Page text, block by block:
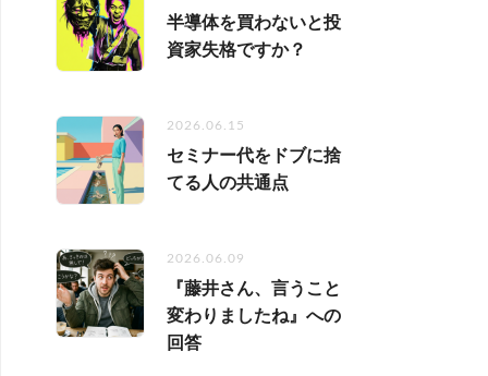
半導体を買わないと投
資家失格ですか？
2026.06.15
セミナー代をドブに捨
てる人の共通点
2026.06.09
『藤井さん、言うこと
変わりましたね』への
回答